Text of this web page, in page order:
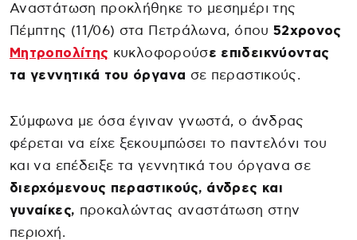
Αναστάτωση προκλήθηκε το μεσημέρι της
Πέμπτης (11/06) στα Πετράλωνα, όπου 52χρονος
Μητροπολίτης κυκλοφορούσε επιδεικνύοντας
τα γεννητικά του όργανα σε περαστικούς.
Σύμφωνα με όσα έγιναν γνωστά, ο άνδρας
φέρεται να είχε ξεκουμπώσει το παντελόνι του
και να επέδειξε τα γεννητικά του όργανα σε
διερχόμενους περαστικούς, άνδρες και
γυναίκες, προκαλώντας αναστάτωση στην
περιοχή.